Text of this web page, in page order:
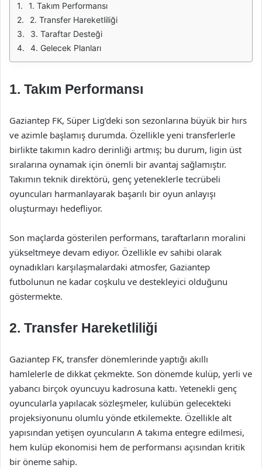
1. Takım Performansı
2. Transfer Hareketliliği
3. Taraftar Desteği
4. Gelecek Planları
1. Takım Performansı
Gaziantep FK, Süper Lig’deki son sezonlarına büyük bir hırs
ve azimle başlamış durumda. Özellikle yeni transferlerle
birlikte takımın kadro derinliği artmış; bu durum, ligin üst
sıralarına oynamak için önemli bir avantaj sağlamıştır.
Takımın teknik direktörü, genç yeteneklerle tecrübeli
oyuncuları harmanlayarak başarılı bir oyun anlayışı
oluşturmayı hedefliyor.
Son maçlarda gösterilen performans, taraftarların moralini
yükseltmeye devam ediyor. Özellikle ev sahibi olarak
oynadıkları karşılaşmalardaki atmosfer, Gaziantep
futbolunun ne kadar coşkulu ve destekleyici olduğunu
göstermekte.
2. Transfer Hareketliliği
Gaziantep FK, transfer dönemlerinde yaptığı akıllı
hamlelerle de dikkat çekmekte. Son dönemde kulüp, yerli ve
yabancı birçok oyuncuyu kadrosuna kattı. Yetenekli genç
oyuncularla yapılacak sözleşmeler, kulübün gelecekteki
projeksiyonunu olumlu yönde etkilemekte. Özellikle alt
yapısından yetişen oyuncuların A takıma entegre edilmesi,
hem kulüp ekonomisi hem de performansı açısından kritik
bir öneme sahip.